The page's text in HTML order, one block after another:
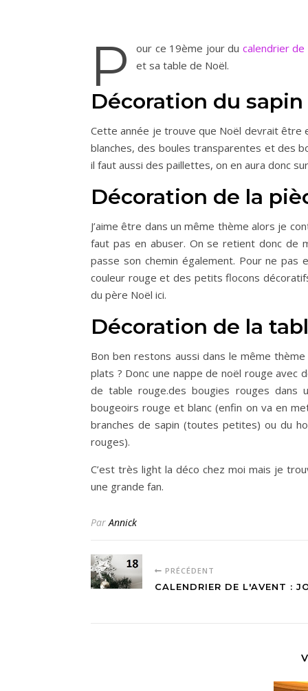
P our ce 19ème jour du calendrier de
et sa table de Noël.
Décoration du sapin
Cette année je trouve que Noël devrait être
blanches, des boules transparentes et des
il faut aussi des paillettes, on en aura donc
Décoration de la
J’aime être dans un même thème alors je
faut pas en abuser. On se retient donc de
passe son chemin également. Pour ne
couleur rouge et des petits flocons
du père Noël ici.
Décoration de la
Bon ben restons aussi dans le même
plats ? Donc une nappe de noël rouge avec
de table rouge.des bougies rouges dans
bougeoirs rouge et blanc (enfin on va en
branches de sapin (toutes petites) ou du
rouges).
C’est très light la déco chez moi mais je
une grande fan.
ParAnnick
PRÉCÉDENT
CALENDRIER DE L'AVENT :